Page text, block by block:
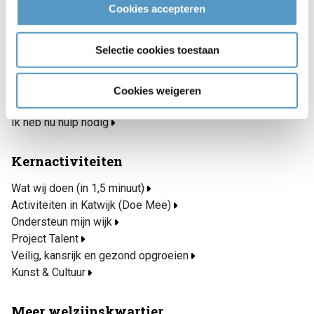
Cookies accepteren
Selectie cookies toestaan
Cookies weigeren
Inschrijven nieuwsbrief
Maaltijdservice
Open eettafels
Ik heb nu hulp nodig
Kernactiviteiten
Wat wij doen (in 1,5 minuut)
Activiteiten in Katwijk (Doe Mee)
Ondersteun mijn wijk
Project Talent
Veilig, kansrijk en gezond opgroeien
Kunst & Cultuur